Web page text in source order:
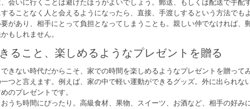
会いに行くことは避けたほうがよいでしょう。郵送、もしくは配送で手配
ることなく人と会えるようになったら、直接、手渡しするという方法で
があり、相手にとって負担となってしまうことも。親しい仲でなければ、
もしれません。
ること、楽しめるようなプレゼントを贈る
きない時代だからこそ、家での時間を楽しめるようなプレゼントを贈っ
つと言えます。例えば、家の中で軽い運動ができるグッズ。外に出られ
のプレゼントです。
うち時間にぴったり。高級食材、果物、スイーツ、お酒など、相手の好み